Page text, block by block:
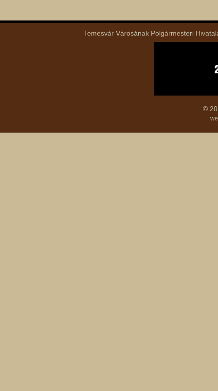
Temesvár Városának Polgármesteri
©